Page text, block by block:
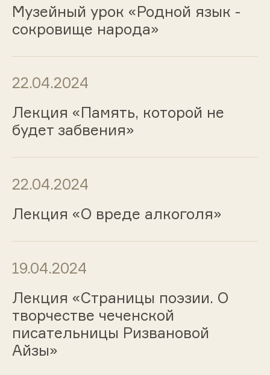
Музейный урок «Родной язык -
сокровище народа»
22.04.2024
Лекция «Память, которой не
будет забвения»
22.04.2024
Лекция «О вреде алкоголя»
19.04.2024
Лекция «Страницы поэзии. О
творчестве чеченской
писательницы Ризвановой
Айзы»